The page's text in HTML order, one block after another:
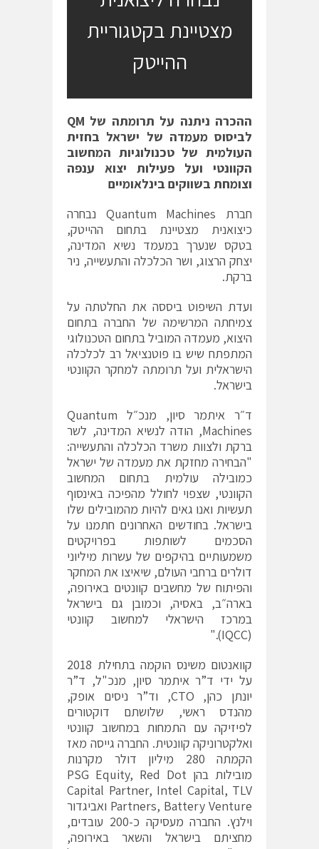
מצטיינת בקטגוריית
ההייטק
ההכרה ניתנה על תרומתה של QM
לביסוס מעמדה של ישראל בחזית
העולמית של טכנולוגיות המחשוב
הקוונטי ועל פעילות יצוא ענפה
וצומחת בשווקים בינלאומיים
חברת Quantum Machines נבחרה
כיצואנית מצטיינת בתחום ההייטק,
בטקס שנערך במעמד נשיא המדינה,
יצחק הרצוג, ושר הכלכלה והתעשייה, ניר
ברקת.
ועדת השיפוט ביססה את החלטתה על
צמיחתה המרשימה של החברה בתחום
היצוא, מעמדה המוביל בתחום הטכנולוגי
המתפתח שיש בו פוטנציאל רב לכלכלה
הישראלית ועל תרומתה למחקר הקוונטי
בישראל.
ד״ר איתמר סיון, מנכ״ל Quantum
Machines, הודה לנשיא המדינה, לשר
ברקת ולצוות משרד הכלכלה והתעשייה:
"הבחירה מחזקת את מעמדה של ישראל
כמובילה עולמית בתחום המחשוב
הקוונטי, שצפוי לחולל מהפיכה באינסוף
תעשיות ואנו גאים להיות מהמובילים שלו
בישראל. בחודשים האחרונים חתמנו על
הסכמים לשותפות בפרויקטים
משמעותיים בהיקפים של עשרות מיליוני
דולרים ברחבי העולם, שיאיצו את המחקר
והפיתוח של מחשבים קוונטים באירופה,
בארה״ב, באסיה, וכמובן גם בישראל
במרכז הישראלי למחשוב קוונטי
(IQCC)."
קוואנטום משינס הוקמה בתחילת 2018
על ידי ד”ר איתמר סיון, מנכ"ל, ד”ר
יונתן כהן, CTO, וד”ר ניסים אופק,
מהנדס ראשי, שלושתם דוקטורים
לפיזיקה עם התמחות במחשוב קוונטי
ואלקטרוניקה קוונטית. החברה גייסה מאז
הקמתה 280 מיליון דולר מקרנות
מובילות בהן PSG Equity, Red Dot
Capital Partner, Intel Capital, TLV
Partners, Battery Venture ואביגדור
וילנץ. החברה מעסיקה כ-200 עובדים,
מחציתם בישראל והשאר באירופה,